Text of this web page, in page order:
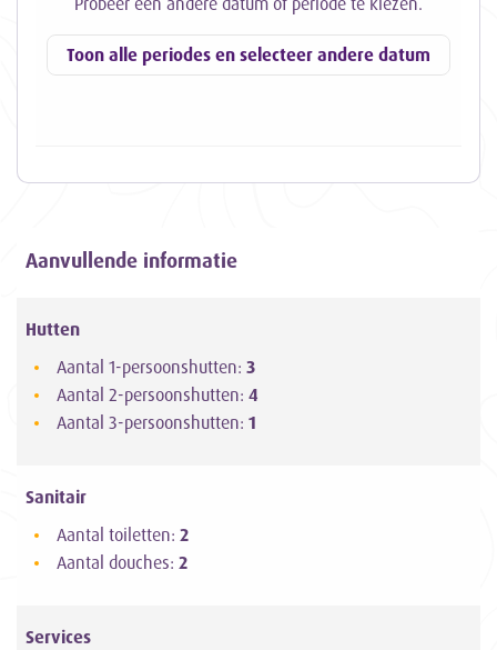
Toon alle periodes en selecteer andere datum
Aanvullende informatie
Hutten
Aantal 1-persoonshutten: 3
Aantal 2-persoonshutten: 4
Aantal 3-persoonshutten: 1
Sanitair
Aantal toiletten: 2
Aantal douches: 2
Services